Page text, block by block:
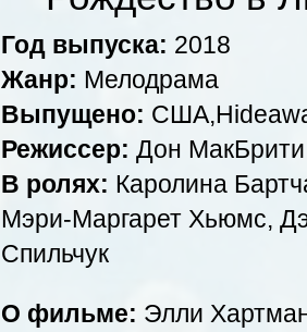
Год выпуска: 2018
Жанр: Мелодрама
Выпущено:
Режиссер: Дон МакБрити
В ролях: Каролина
Мэри-Маргарет Хьюмс,
Спильчук
О фильме: Элли